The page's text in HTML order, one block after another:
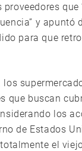
y
para que
que buscan
los
de Estados
el